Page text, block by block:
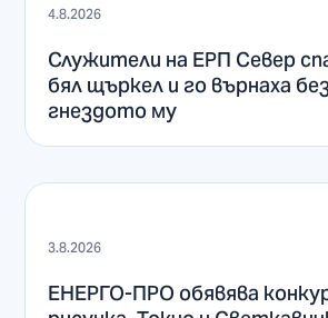
4.8.2026
Служители на ЕРП Север
бял щъркел и го върнаха
гнездото му
3.8.2026
ЕНЕРГО-ПРО обявява